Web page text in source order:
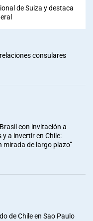
de Suiza y destaca
consulares
con invitación a
a invertir en Chile:
mirada de largo plazo”
de Chile en Sao Paulo